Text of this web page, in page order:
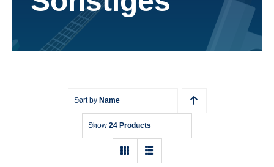
News
Sort by Name
Show 24 Products